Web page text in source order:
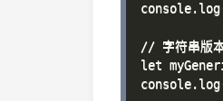
// 字符串版
let